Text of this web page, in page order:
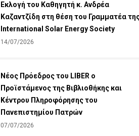
Εκλογή του Καθηγητή κ. Ανδρέα
Καζαντζίδη στη θέση του Γραμματέα
International Solar Energy Society
14/07/2026
Νέος Πρόεδρος του LIBER o
Προϊστάμενος της Βιβλιοθήκης και
Κέντρου Πληροφόρησης του
Πανεπιστημίου Πατρών
07/07/2026